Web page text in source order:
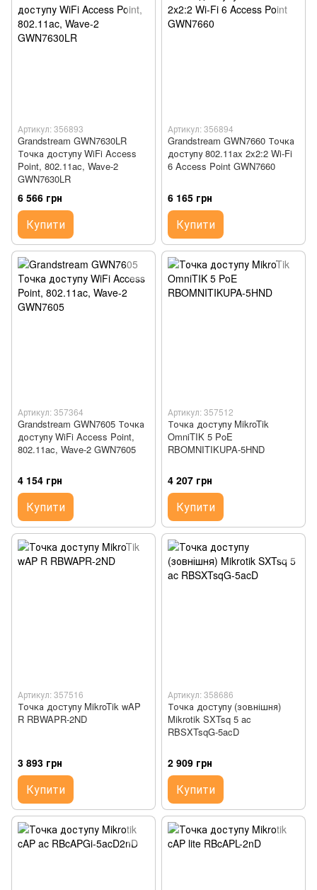
Артикул: 356893
Grandstream GWN7630LR
Точка доступу WiFi Access
Point, 802.11ac, Wave-2
GWN7630LR
6 566 грн
Купити
Артикул: 356894
Grandstream GWN7660 Точка
доступу 802.11ax 2x2:2 Wi-Fi
6 Access Point GWN7660
6 165 грн
Купити
Артикул: 357364
Grandstream GWN7605 Точка
доступу WiFi Access Point,
802.11ac, Wave-2 GWN7605
4 154 грн
Купити
Артикул: 357512
Точка доступу MikroTik
OmniTIK 5 PoE
RBOMNITIKUPA-5HND
4 207 грн
Купити
Артикул: 357516
Точка доступу MikroTik wAP
R RBWAPR-2ND
3 893 грн
Купити
Артикул: 358686
Точка доступу (зовнішня)
Mikrotik SXTsq 5 ac
RBSXTsqG-5acD
2 909 грн
Купити